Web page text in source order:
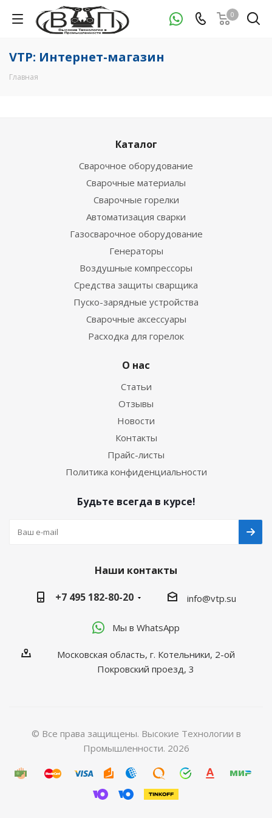
0
VTP: Интернет-магазин
Главная
Каталог
Сварочное оборудование
Сварочные материалы
Сварочные горелки
Автоматизация сварки
Газосварочное оборудование
Генераторы
Воздушные компрессоры
Средства защиты сварщика
Пуско-зарядные устройства
Сварочные аксессуары
Расходка для горелок
О нас
Статьи
Отзывы
Новости
Контакты
Прайс-листы
Политика конфиденциальности
Будьте всегда в курсе!
Наши контакты
+7 495 182-80-20
info@vtp.su
Мы в WhatsApp
Московская область, г. Котельники, 2-ой
Покровский проезд, 3
© Все права защищены. Высокие Технологии в
Промышленности. 2026